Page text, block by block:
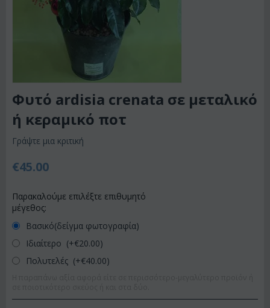
Φυτό ardisia crenata σε μεταλικό
ή κεραμικό ποτ
Γράψτε μια κριτική
€45.00
Παρακαλούμε επιλέξτε επιθυμητό
μέγεθος:
Βασικό(δείγμα φωτογραφία)
Ιδιαίτερο (+€20.00)
Πολυτελές (+€40.00)